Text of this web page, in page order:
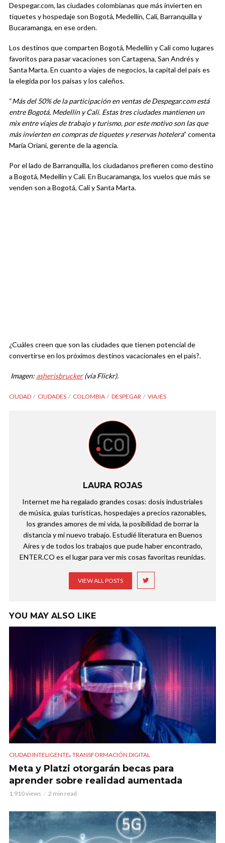
Despegar.com, las ciudades colombianas que más invierten en
tiquetes y hospedaje son Bogotá, Medellín, Cali, Barranquilla y
Bucaramanga, en ese orden.
Los destinos que comparten Bogotá, Medellín y Cali como lugares
favoritos para pasar vacaciones son Cartagena, San Andrés y
Santa Marta. En cuanto a viajes de negocios, la capital del país es
la elegida por los paisas y los caleños.
“Más del 50% de la participación en ventas de Despegar.com está
entre Bogotá, Medellín y Cali. Estas tres ciudades mantienen un
mix entre viajes de trabajo y turismo, por este motivo son las que
más invierten en compras de tiquetes y reservas hotelera” comenta
María Oriani, gerente de la agencia.
Por el lado de Barranquilla, los ciudadanos prefieren como destino
a Bogotá, Medellín y Cali. En Bucaramanga, los vuelos que más se
venden son a Bogotá, Cali y Santa Marta.
¿Cuáles creen que son las ciudades que tienen potencial de
convertirse en los próximos destinos vacacionales en el país?.
Imagen: asherisbrucker(vía Flickr).
CIUDAD CIUDADES COLOMBIA DESPEGAR VIAJES
LAURA ROJAS
Internet me ha regalado grandes cosas: dosis industriales
de música, guías turísticas, hospedajes a precios razonables,
los grandes amores de mi vida, la posibilidad de borrar la
distancia y mi nuevo trabajo. Estudié literatura en Buenos
Aires y de todos los trabajos que pude haber encontrado,
ENTER.CO es el lugar para ver mis cosas favoritas reunidas.
VIEW ALL POSTS
YOU MAY ALSO LIKE
CIUDAD INTELIGENTE, TRANSFORMACIÓN DIGITAL
Meta y Platzi otorgarán becas para
aprender sobre realidad aumentada
1.910 views 2 min read